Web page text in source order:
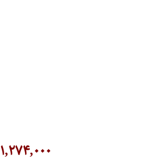
۱,۲۷۴,۰۰۰